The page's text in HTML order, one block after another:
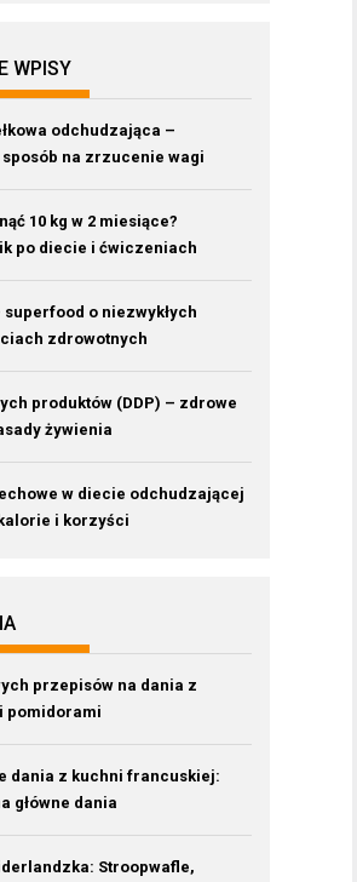
WPISY
odchudzająca –
na zrzucenie wagi
10 kg w 2 miesiące?
po diecie i ćwiczeniach
o niezwykłych
zdrowotnych
produktów (DDP) – zdrowe
żywienia
w diecie odchudzającej
i korzyści
przepisów na dania z
pomidorami
dania z kuchni francuskiej:
główne dania
Stroopwafle,